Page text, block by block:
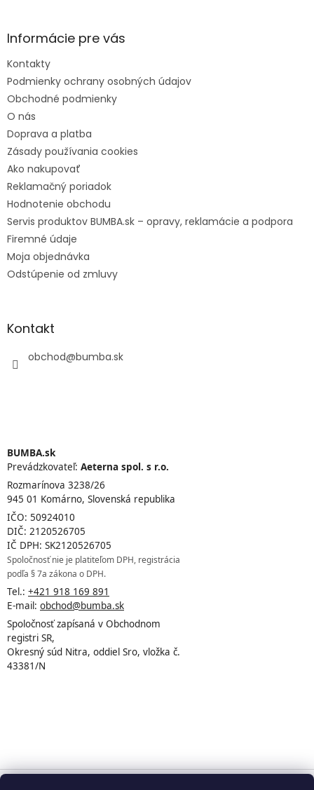
e
Informácie pre vás
Kontakty
Podmienky ochrany osobných údajov
Obchodné podmienky
O nás
Doprava a platba
Zásady používania cookies
Ako nakupovať
Reklamačný poriadok
Hodnotenie obchodu
Servis produktov BUMBA.sk – opravy, reklamácie a podpora
Firemné údaje
Moja objednávka
Odstúpenie od zmluvy
Kontakt
obchod@bumba.sk
BUMBA.sk
Prevádzkovateľ: Aeterna spol. s r.o.
Rozmarínova 3238/26
945 01 Komárno, Slovenská republika
IČO: 50924010
DIČ: 2120526705
IČ DPH: SK2120526705
Spoločnosť nie je platiteľom DPH, registrácia
podľa § 7a zákona o DPH.
Tel.: +421 918 169 891
E-mail: obchod@bumba.sk
Spoločnosť zapísaná v Obchodnom
registri SR,
Okresný súd Nitra, oddiel Sro, vložka č.
43381/N